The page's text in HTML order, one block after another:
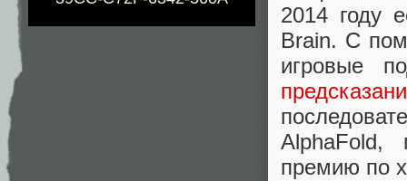
2014 году
Brain. С
игровые
премию по